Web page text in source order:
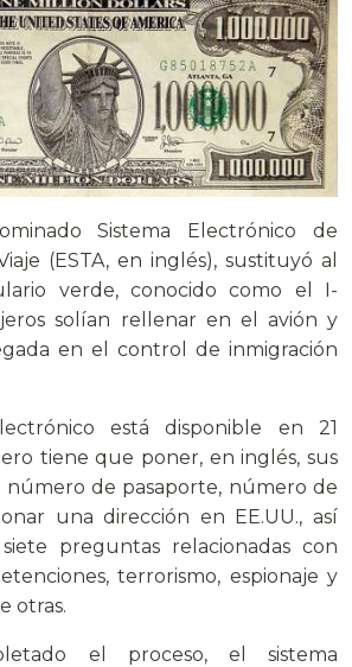
Sistema Electrónico de
(ESTA, en inglés), sustituyó al
verde, conocido como el I-
solían rellenar en el avión y
en el control de inmigración
está disponible en 21
tiene que poner, en inglés, sus
número de pasaporte, número de
una dirección en EE.UU., así
preguntas relacionadas con
terrorismo, espionaje y
otras.
el proceso, el sistema